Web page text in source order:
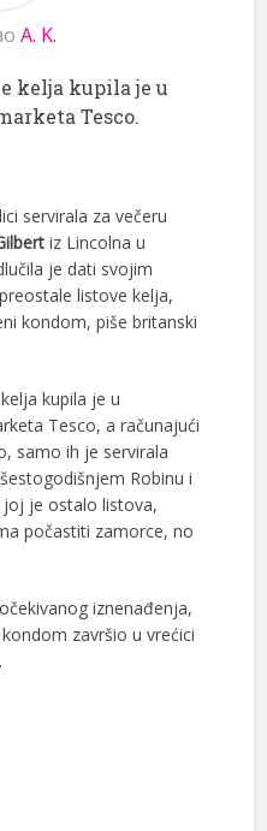
A. K.
kelja kupila je u
Tesco.
servirala za večeru
iz Lincolna u
je dati svojim
listove kelja,
kondom, piše britanski
kupila je u
Tesco, a računajući
samo ih je servirala
Robinu i
je ostalo listova,
počastiti zamorce, no
iznenađenja,
završio u vrećici